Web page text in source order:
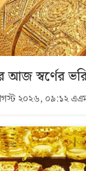
আজ স্বর্ণের
২০২৬, ০৯:১২